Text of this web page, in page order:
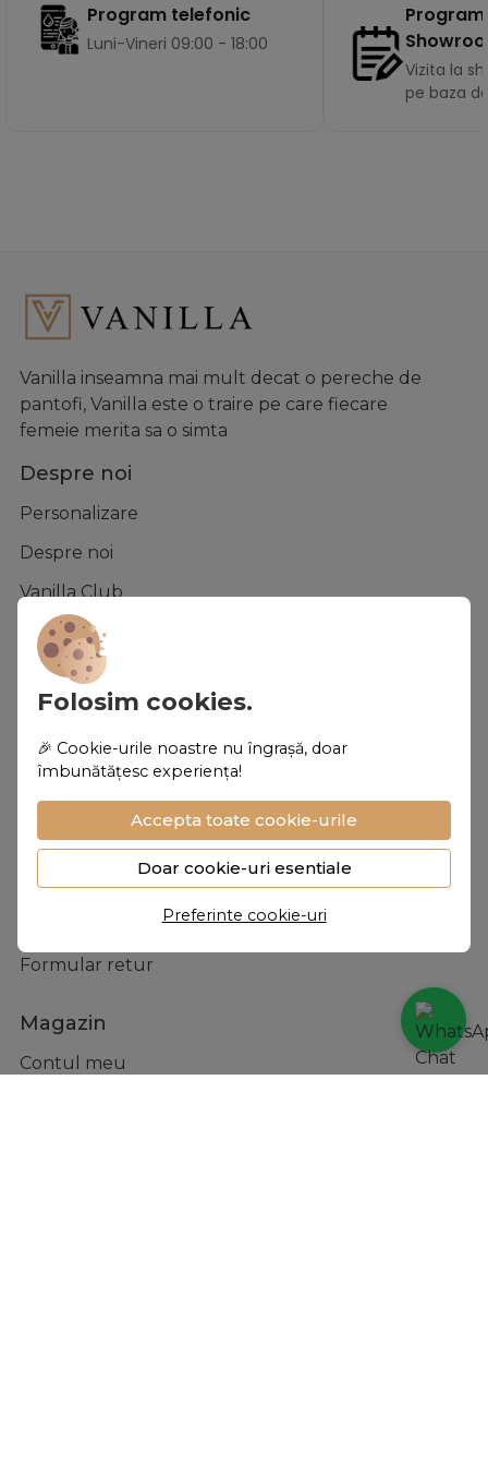
Folosim cookies.
🎉 Cookie-urile noastre nu îngrașă, doar
îmbunătățesc experiența!
Accepta toate cookie-urile
Doar cookie-uri esentiale
Preferinte cookie-uri
Program telefonic
Luni-Vineri 09:00 - 18:00
Vizita la
pe baza
Vanilla inseamna mai mult decat o pereche de
pantofi, Vanilla este o traire pe care fiecare
femeie merita sa o simta
Despre noi
Personalizare
Despre noi
Vanilla Club
Termeni si conditii
Confidentialitate
Politica de Cookies
Asistenta
Contacteaza-ne
Intrebari frecvente
ANPC
Solutionarea litigiilor
Formular retur
Magazin
Contul meu